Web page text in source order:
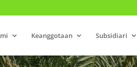
Keanggotaan Subsidiari